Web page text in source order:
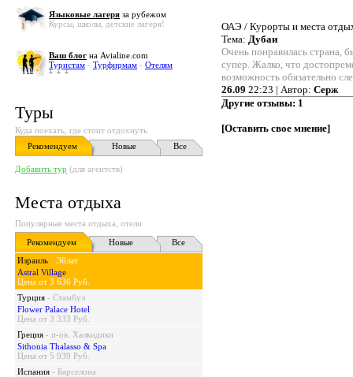
Языковые лагеря за рубежом
Курсы, школы, детские лагеря!
Ваш блог на Avialine.com
Туристам - Турфирмам - Отелям
Туры
Куда поехать, где стоит отдохнуть
Рекомендуем
Новые Все
Добавить тур (для агентств)
Места отдыха
Популярные места отдыха, отели
Рекомендуем
Новые
Все
Израиль - Эйлат
Astral Village
Цена от 3 636 Руб.
Турция - Стамбул
Flower Palace Hotel
Цена от 3 333 Руб.
Греция - п-ов. Халкидики
Sithonia Thalasso & Spa
Цена от 5 939 Руб.
Испания - Барселона
ОАЭ / Курорты и места
Тема: Дубаи
Очень понравилась страна,
супер. Жалко, что
возможность обязательно
26.09 22:23 | Автор: Серж
Другие отзывы: 1
[Оставить свое мнение]